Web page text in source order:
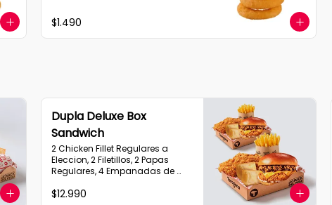
$1.490
Dupla Deluxe Box
Sandwich
2 Chicken Fillet Regulares a
Eleccion, 2 Filetillos, 2 Papas
Regulares, 4 Empanadas de
$12.990